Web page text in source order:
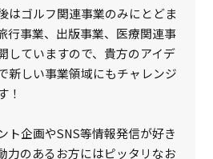
はゴルフ関連事業のみにとどま
行事業、出版事業、医療関連事
していますので、貴方のアイデ
新しい事業領域にもチャレンジ
！
ト企画やSNS等情報発信が好き
力のあるお方にはピッタリなお